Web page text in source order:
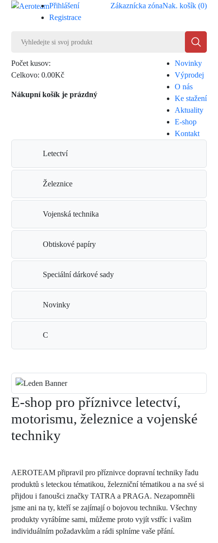
Nak. košík (0)
Zákaznícka zóna
Přihlášení
Registrace
Novinky
Výprodej
O nás
Ke stažení
Aktuality
E-shop
Kontakt
Počet kusov:
Celkovo: 0.00Kč
Nákupní košík je prázdný
Letectví
Železnice
Vojenská technika
Obtiskové papíry
Speciální dárkové sady
Novinky
C
E-shop pro příznivce letectví,
motorismu, železnice a vojenské
techniky
AEROTEAM připravil pro příznivce dopravní techniky řadu
produktů s leteckou tématikou, železniční tématikou a na své si
přijdou i fanoušci značky TATRA a PRAGA. Nezapomněli
jsme ani na ty, kteří se zajímají o bojovou techniku. Všechny
produkty vyrábíme sami, můžeme proto vyjít vstříc i vašim
individuálním požadavkům a rádi splníme vaše přání.